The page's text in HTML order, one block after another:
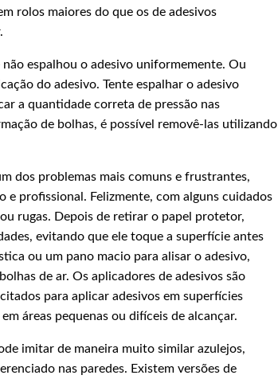
rolos maiores do que os de adesivos
espalhou o adesivo uniformemente. Ou
do adesivo. Tente espalhar o adesivo
a quantidade correta de pressão nas
de bolhas, é possível removê-las utilizando
dos problemas mais comuns e frustrantes,
e profissional. Felizmente, com alguns cuidados
rugas. Depois de retirar o papel protetor,
evitando que ele toque a superfície antes
ou um pano macio para alisar o adesivo,
de ar. Os aplicadores de adesivos são
para aplicar adesivos em superfícies
áreas pequenas ou difíceis de alcançar.
imitar de maneira muito similar azulejos,
nas paredes. Existem versões de